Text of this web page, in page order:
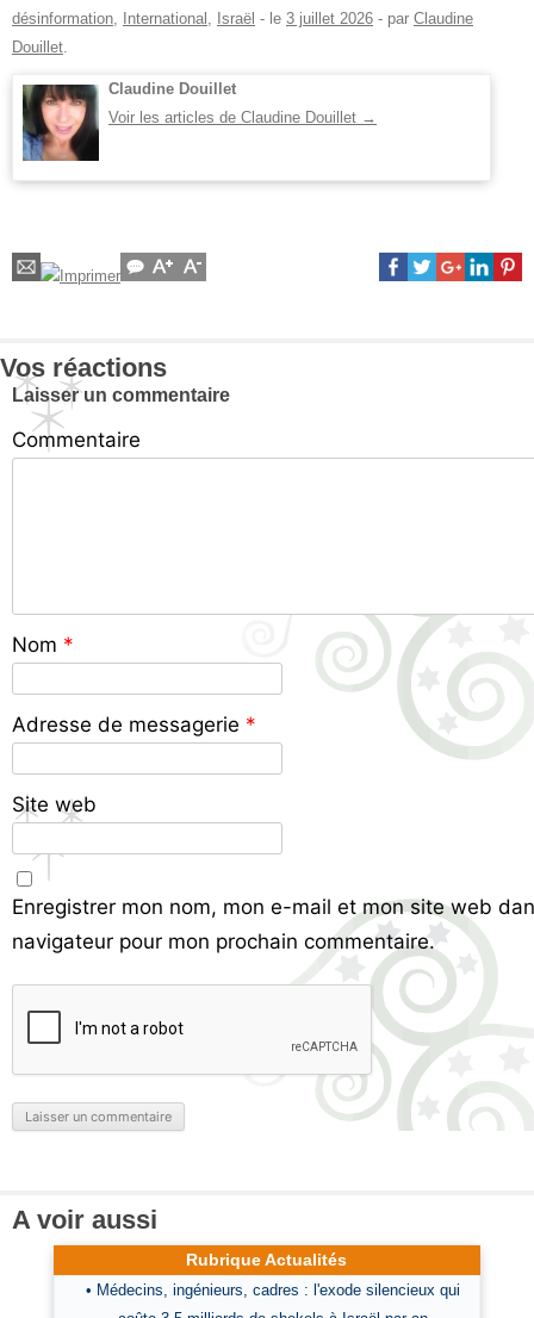
désinformation, International , Israël - le 3 juillet 2026 - par Claudine
Douillet.
Claudine Douillet
Voir les articles de Claudine Douillet →
Vos réactions
Laisser un commentaire
Commentaire
Nom *
Adresse de messagerie *
Site web
Enregistrer mon nom, mon e-mail et mon site web
navigateur pour mon prochain commentaire.
A voir aussi
Rubrique Actualités
• Médecins, ingénieurs, cadres : l'exode silencieux qui